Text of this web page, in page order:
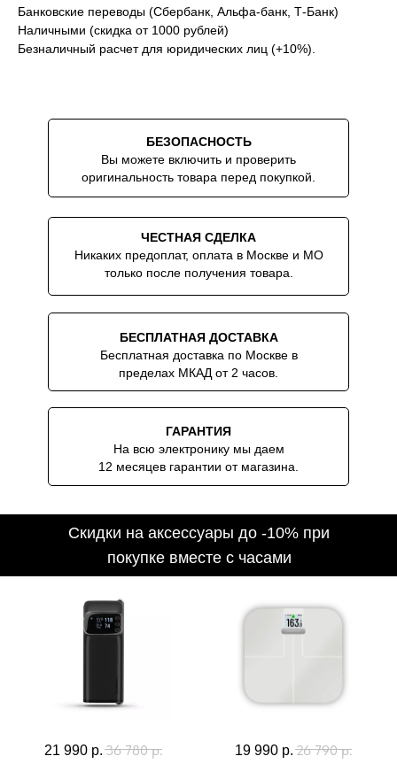
Банковские переводы (Сбербанк, Альфа-банк, Т-Банк)
Наличными (скидка от 1000 рублей)
Безналичный расчет для юридических лиц (+10%).
БЕЗОПАСНОСТЬ
Вы можете включить и проверить
оригинальность товара перед покупкой.
ГАРАНТИЯ
На всю электронику мы даем
12 месяцев гарантии от магазина.
БЕСПЛАТНАЯ ДОСТАВКА
Бесплатная доставка по Москве в
пределах МКАД от 2 часов.
ЧЕСТНАЯ СДЕЛКА
Никаких предоплат, оплата в Москве и МО
только после получения товара.
покупке вместе с часами
21 990 р. 36 780 р. 19 990 р. 26 790 р.